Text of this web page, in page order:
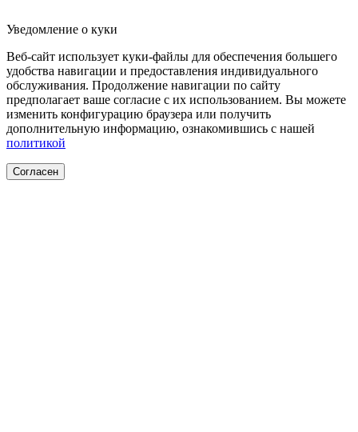
Уведомление о куки
Веб-сайт использует куки-файлы для обеспечения большего
удобства навигации и предоставления индивидуального
обслуживания. Продолжение навигации по сайту
предполагает ваше согласие с их использованием. Вы можете
изменить конфигурацию браузера или получить
дополнительную информацию, ознакомившись с нашей
политикой
Согласен